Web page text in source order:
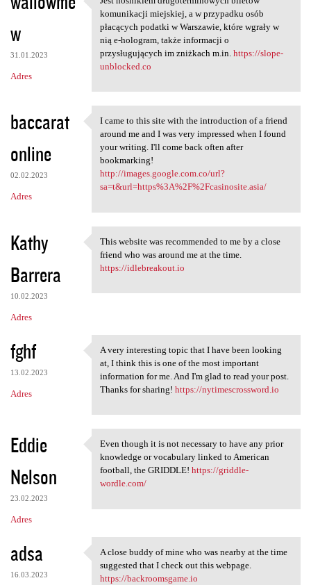
w
31.01.2023
Adres
Jest nośnikiem
komunikacji miejskiej, a w przypadku osób
płacących podatki w Warszawie, które wgrały w
nią e-hologram, także informacji o
przysługujących im zniżkach m.in. https://slope-
unblocked.co
baccarat
online
02.02.2023
Adres
I came to this site with the
I came to this site with the introduction of a friend
around me and I was very impressed when I found
your writing. I'll come back often after
bookmarking!
http://images.google.com.co/url?
sa=t&url=https%3A%2F%2Fcasinosite.asia/
Kathy
Barrera
10.02.2023
Adres
This website was recommended
This website was recommended to me by a close
friend who was around me at the time.
https://idlebreakout.io
fghf
13.02.2023
Adres
A very interesting topic that
A very interesting topic that I have been looking
at, I think this is one of the most important
information for me. And I'm glad to read your post.
Thanks for sharing! https://nytimescrossword.io
Eddie
Nelson
23.02.2023
Adres
Even though it is not
Even though it is not necessary to have any prior
knowledge or vocabulary linked to American
football, the GRIDDLE! https://griddle-
wordle.com/
adsa
16.03.2023
A close buddy of mine who was
A close buddy of mine who was nearby at the time
suggested that I check out this webpage.
https://backroomsgame.io